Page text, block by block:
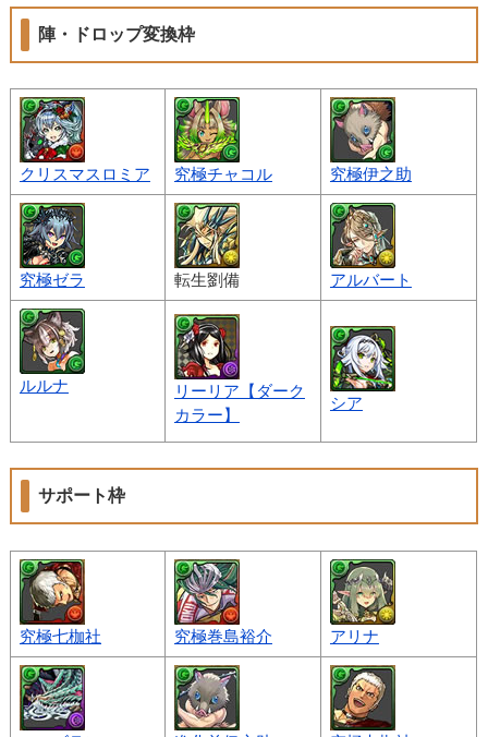
陣・ドロップ変換枠
クリスマスロミア 究極チャコル 究極伊之助
究極ゼラ 転生劉備 アルバート
ルルナ
リーリア【ダーク
カラー】
シア
サポート枠
究極七枷社 究極巻島裕介 アリナ